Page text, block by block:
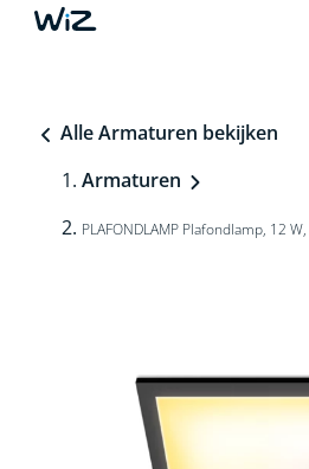
Alle Armaturen bekijken
Armaturen
PLAFONDLAMP Plafondlamp, 12